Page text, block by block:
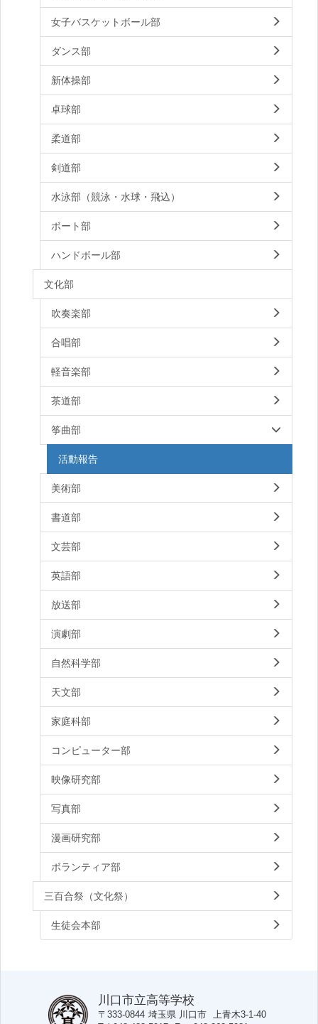
女子バスケットボール部
ダンス部
新体操部
卓球部
柔道部
剣道部
水泳部（競泳・水球・飛込）
ボート部
ハンドボール部
文化部
吹奏楽部
合唱部
軽音楽部
茶道部
筝曲部
活動報告
美術部
書道部
文芸部
英語部
放送部
演劇部
自然科学部
天文部
家庭科部
コンピューター部
映像研究部
写真部
漫画研究部
ボランティア部
三百合祭（文化祭）
生徒会本部
川口市立高等学校
〒333-0844 埼玉県 川口市 上青木3-1-40